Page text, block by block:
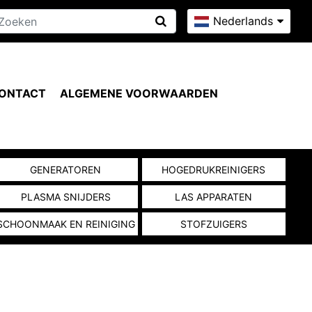
Nederlands
ALGEMENE VOORWAARDEN
GENERATOREN HOGEDRUKREINIGERS
PLASMA SNIJDERS LAS APPARATEN
EN REINIGING STOFZUIGERS